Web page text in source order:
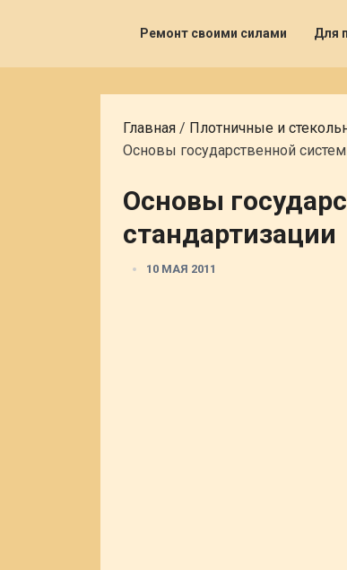
Ремонт своими силами Для
Главная / Плотничные и
Основы государственной
Основы
стандартизации
10 МАЯ 2011